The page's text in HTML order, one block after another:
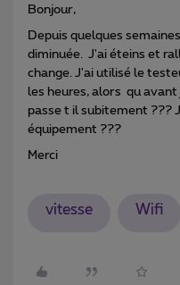
Bonjour,
Depuis quelques
diminuée. J'ai éteins et
change. J'ai utilisé le
les heures, alors qu
passe t il subitement ???
équipement ???
Merci
vitesse Wifi